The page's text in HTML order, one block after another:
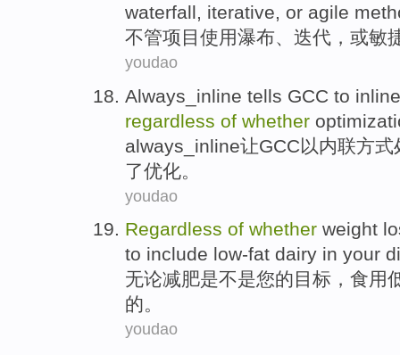
waterfall, iterative, or agile
不管项目使用瀑布、 迭代 ， 或敏
youdao
Always_inline tells GCC to inline
regardless of whether
always_inline让GCC以内联方式
了优化。
youdao
Regardless of whether weight
to include low-fat dairy in your
无论减肥是不是您的目标 ，食用
的。
youdao